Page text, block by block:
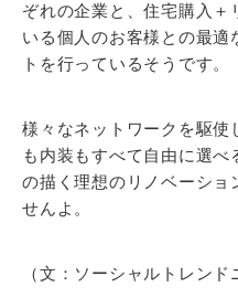
ぞれの企業と、住宅購入＋
いる個人のお客様との最適
トを行っているそうです。
様々なネットワークを駆使
も内装もすべて自由に選
の描く理想のリノベーショ
せんよ。
（文：ソーシャルトレンド